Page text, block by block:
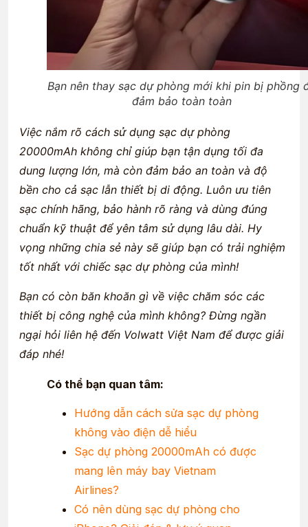
Bạn nên thay sạc dự phòng mới khi pin bị phồng
đảm bảo toàn toàn
Việc nắm rõ cách sử dụng sạc dự phòng
20000mAh không chỉ giúp bạn tận dụng tối đa
dung lượng lớn, mà còn đảm bảo an toàn và độ
bền cho cả sạc lẫn thiết bị di động. Luôn ưu tiên
sạc chính hãng, bảo hành rõ ràng và dùng đúng
chuẩn kỹ thuật để yên tâm sử dụng lâu dài. Hy
vọng những chia sẻ này sẽ giúp bạn có trải nghiệm
tốt nhất với chiếc sạc dự phòng của mình!
Bạn có còn băn khoăn gì về việc chăm sóc các
thiết bị công nghệ của mình không? Đừng ngần
ngại hỏi liên hệ đến Volwatt Việt Nam để được giải
đáp nhé!
Có thể bạn quan tâm:
Hướng dẫn cách sửa sạc dự phòng
không vào điện dễ hiểu
Sạc dự phòng 20000mAh có được
mang lên máy bay Vietnam
Airlines?
Có nên dùng sạc dự phòng cho